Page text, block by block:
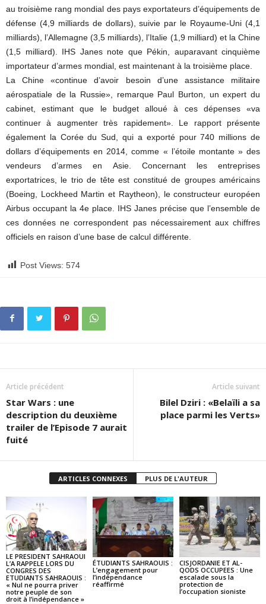
au troisième rang mondial des pays exportateurs d’équipements de
défense (4,9 milliards de dollars), suivie par le Royaume-Uni (4,1
milliards), l’Allemagne (3,5 milliards), l’Italie (1,9 milliard) et la Chine
(1,5 milliard). IHS Janes note que Pékin, auparavant cinquième
importateur d’armes mondial, est maintenant à la troisième place.
La Chine «continue d’avoir besoin d’une assistance militaire
aérospatiale de la Russie», remarque Paul Burton, un expert du
cabinet, estimant que le budget alloué à ces dépenses «va
continuer à augmenter très rapidement». Le rapport présente
également la Corée du Sud, qui a exporté pour 740 millions de
dollars d’équipements en 2014, comme « l’étoile montante » des
vendeurs d’armes en Asie. Concernant les entreprises
exportatrices, le trio de tête est constitué de groupes américains
(Boeing, Lockheed Martin et Raytheon), le constructeur européen
Airbus occupant la 4e place. IHS Janes précise que l’ensemble de
ces données ne correspondent pas nécessairement aux chiffres
officiels en raison d’une base de calcul différente.
Post Views: 574
Article précédent
Star Wars : une
description du deuxième
trailer de l’Episode 7 aurait
fuité
Article suivant
Bilel Dziri : «Belaïli a sa
place parmi les Verts»
ARTICLES CONNEXES PLUS DE L'AUTEUR
LE PRESIDENT SAHRAOUI
L’A RAPPELE LORS DU
CONGRES DES
ETUDIANTS SAHRAOUIS :
« Nul ne pourra priver
notre peuple de son
droit à l’indépendance »
ÉTUDIANTS SAHRAOUIS :
L’engagement pour
l’indépendance
réaffirmé
CISJORDANIE ET AL-
QODS OCCUPEES : Une
escalade sous la
protection de
l’occupation sioniste